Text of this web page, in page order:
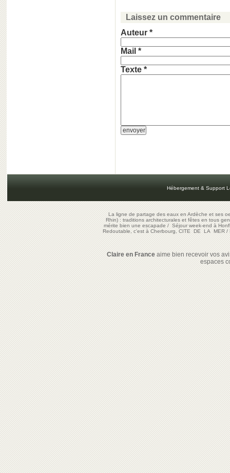
Laissez un commentaire
Auteur *
Mail *
Texte *
Hébergement & Support
La ligne de partage des eaux en Ardèche et ses
Rhin) : traditions architecturales et fêtes en tous
mérite bien une escapade/Séjour week-end à
Redoutable, c'est à Cherbourg, CITE DE LA MER/
Claire en Franceaime bien recevoir vos
espaces